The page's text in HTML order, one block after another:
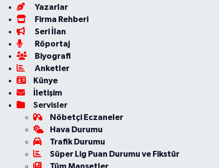
Yazarlar
Firma Rehberi
Seri İlan
Röportaj
Biyografi
Anketler
Künye
İletişim
Servisler
Nöbetçi Eczaneler
Hava Durumu
Trafik Durumu
Süper Lig Puan Durumu ve Fikstür